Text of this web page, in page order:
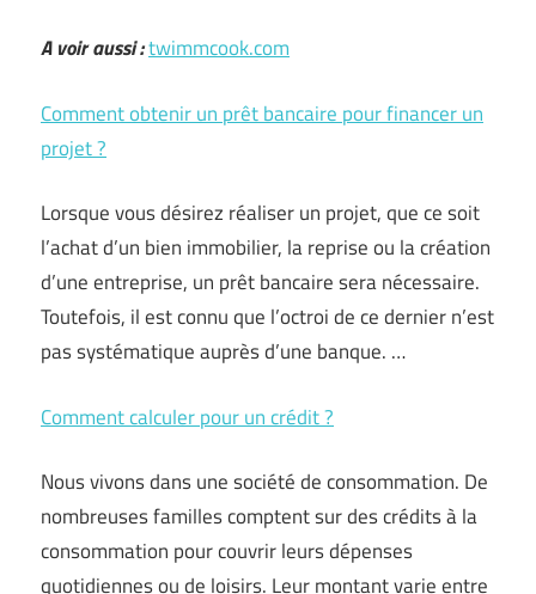
A voir aussi :twimmcook.com
Comment obtenir un prêt bancaire pour financer un
projet ?
Lorsque vous désirez réaliser un projet, que ce soit
l’achat d’un bien immobilier, la reprise ou la création
d’une entreprise, un prêt bancaire sera nécessaire.
Toutefois, il est connu que l’octroi de ce dernier n’est
pas systématique auprès d’une banque. …
Comment calculer pour un crédit ?
Nous vivons dans une société de consommation. De
nombreuses familles comptent sur des crédits à la
consommation pour couvrir leurs dépenses
quotidiennes ou de loisirs. Leur montant varie entre